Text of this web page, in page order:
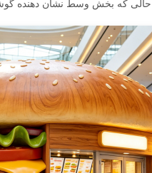
که بخش وسط نشان دهنده